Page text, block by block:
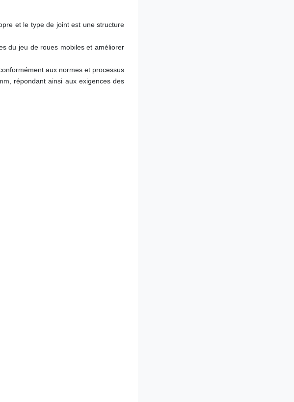
et le type de joint est une structure
du jeu de roues mobiles et améliorer
aux normes et processus
répondant ainsi aux exigences des